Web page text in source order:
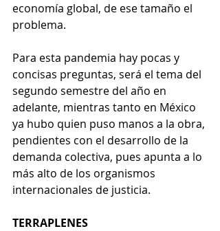
economía global, de ese tamaño el
problema.
Para esta pandemia hay pocas y
concisas preguntas, será el tema del
segundo semestre del año en
adelante, mientras tanto en México
ya hubo quien puso manos a la obra,
pendientes con el desarrollo de la
demanda colectiva, pues apunta a lo
más alto de los organismos
internacionales de justicia.
TERRAPLENES